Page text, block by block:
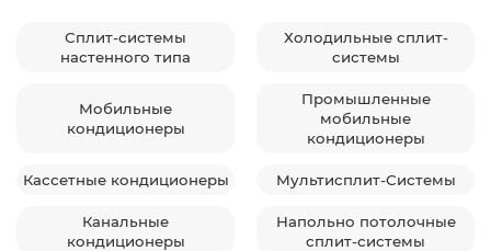
Сплит-системы
настенного типа
Холодильные сплит-
системы
Мобильные
кондиционеры
Промышленные
мобильные
кондиционеры
Кассетные кондиционеры Мультисплит-Системы
Канальные
кондиционеры
Напольно потолочные
сплит-системы